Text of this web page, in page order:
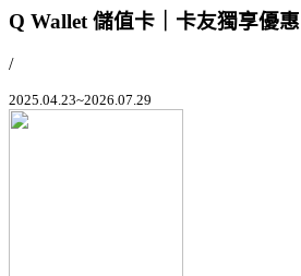
Q Wallet 儲值卡｜卡友獨享優惠
/
2025.04.23~2026.07.29